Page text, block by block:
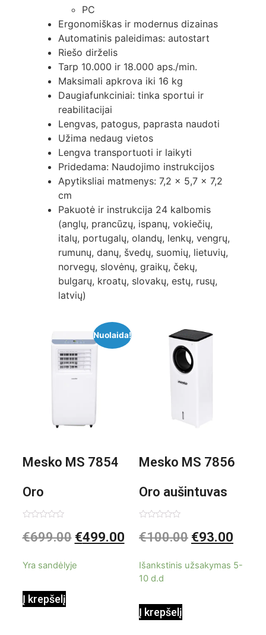
PC
Ergonomiškas ir modernus dizainas
Automatinis paleidimas: autostart
Riešo dirželis
Tarp 10.000 ir 18.000 aps./min.
Maksimali apkrova iki 16 kg
Daugiafunkciniai: tinka sportui ir
reabilitacijai
Lengvas, patogus, paprasta naudoti
Užima nedaug vietos
Lengva transportuoti ir laikyti
Pridedama: Naudojimo instrukcijos
Apytiksliai matmenys: 7,2 x 5,7 x 7,2
cm
Pakuotė ir instrukcija 24 kalbomis
(anglų, prancūzų, ispanų, vokiečių,
italų, portugalų, olandų, lenkų, vengrų,
rumunų, danų, švedų, suomių, lietuvių,
norvegų, slovėnų, graikų, čekų,
bulgarų, kroatų, slovakų, estų, rusų,
latvių)
Nuolaida!
Mesko MS 7854
Oro
kondicionierius
0
iš
€699.00 €499.00
Yra sandėlyje
Į krepšelį
Mesko MS 7856
Oro aušintuvas
be ašmenų 3in1
0
iš
€100.00 €93.00
Išankstinis užsakymas 5-
10 d.d
Į krepšelį